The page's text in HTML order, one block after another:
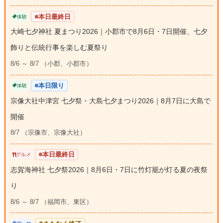
体験 本日最終日
大崎七夕神社 夏まつり2026｜小郡市で8月6日・7日開催、七夕
飾りと伝統行事を楽しむ夏祭り
8/6 ～ 8/7 （小郡、小郡市）
体験 本日限り
宗像大社中津宮 七夕祭・大島七夕まつり2026｜8月7日に大島で
開催
8/7 （宗像市、宗像大社）
グルメ 本日最終日
志賀海神社 七夕祭2026｜8月6日・7日に竹灯籠が灯る夏の夜祭
り
8/6 ～ 8/7 （福岡市、東区）